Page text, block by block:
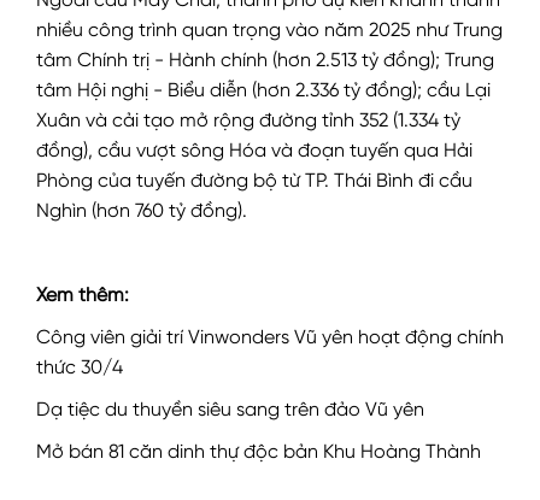
nhiều công trình quan trọng vào năm 2025 như Trung
tâm Chính trị - Hành chính (hơn 2.513 tỷ đồng); Trung
tâm Hội nghị - Biểu diễn (hơn 2.336 tỷ đồng); cầu Lại
Xuân và cải tạo mở rộng đường tỉnh 352 (1.334 tỷ
đồng), cầu vượt sông Hóa và đoạn tuyến qua Hải
Phòng của tuyến đường bộ từ TP. Thái Bình đi cầu
Nghìn (hơn 760 tỷ đồng).
Xem thêm:
Công viên giải trí Vinwonders Vũ yên hoạt động chính
thức 30/4
Dạ tiệc du thuyền siêu sang trên đảo Vũ yên
Mở bán 81 căn dinh thự độc bản Khu Hoàng Thành